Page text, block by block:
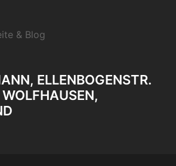
& Blog
ELLENBOGENSTR.